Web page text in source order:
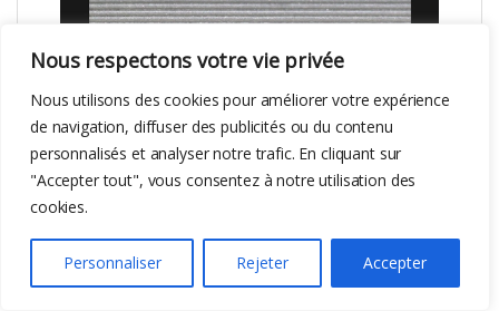
Nous respectons votre vie privée
Nous utilisons des cookies pour améliorer votre expérience
de navigation, diffuser des publicités ou du contenu
personnalisés et analyser notre trafic. En cliquant sur
"Accepter tout", vous consentez à notre utilisation des
cookies.
Personnaliser Rejeter Accepter
Correction du flux